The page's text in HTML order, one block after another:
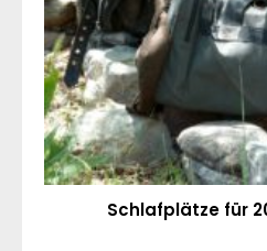
Schlafplätze für